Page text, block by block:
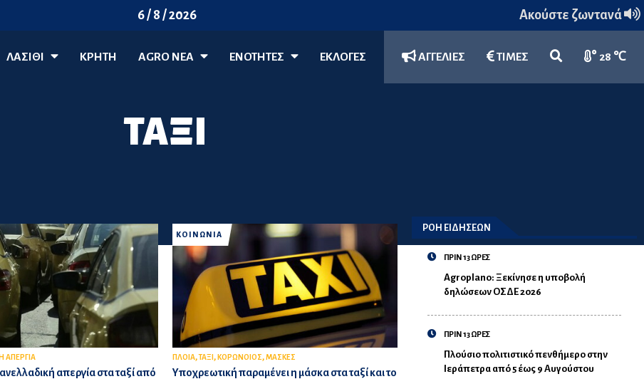
6 / 8 / 2026 Ακούστε ζωντανά
ΛΑΣΊΘΙ ΚΡΗΤΗ AGRO ΝΈΑ ΕΝΟΤΗΤΕΣ ΕΚΛΟΓΕΣ ΑΓΓΕΛΙΕΣ ΤΙΜΕΣ 28 ℃
ΤΑΞΙ
ΑΠΕΡΓΙΑ
απεργία στα ταξί από
ΚΟΙΝΩΝΙΑ
ΠΛΟΙΑ,ΤΑΞΙ , ΚΟΡΩΝΟΙΟΣ,ΜΑΣΚΕΣ
Υποχρεωτική παραμένει η μάσκα στα ταξί και το
ΡΟΗ ΕΙΔΗΣΕΩΝ
ΠΡΙΝ 13 ΩΡΕΣ
Agroplano: Ξεκίνησε η υποβολή
δηλώσεων ΟΣΔΕ 2026
ΠΡΙΝ 13 ΩΡΕΣ
Πλούσιο πολιτιστικό πενθήμερο στην
Ιεράπετρα από 5 έως 9 Αυγούστου